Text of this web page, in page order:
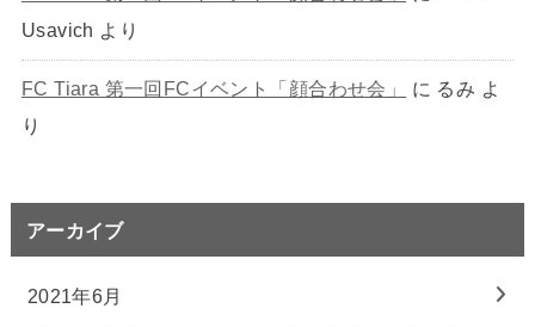
Usavich より
FC Tiara 第一回FCイベント「顔合わせ会」 に るみ よ
り
アーカイブ
2021年6月